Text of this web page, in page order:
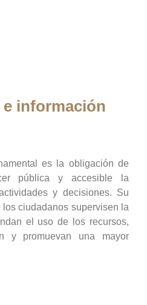
información
es la obligación de
pública y accesible la
y decisiones. Su
ciudadanos supervisen la
el uso de los recursos,
y promuevan una mayor